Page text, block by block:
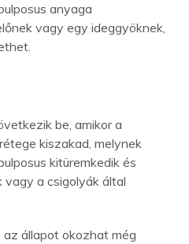
anyaga
vagy egy ideggyöknek,
be, amikor a
kiszakad, melynek
kitüremkedik és
vagy a csigolyák által
állapot okozhat még